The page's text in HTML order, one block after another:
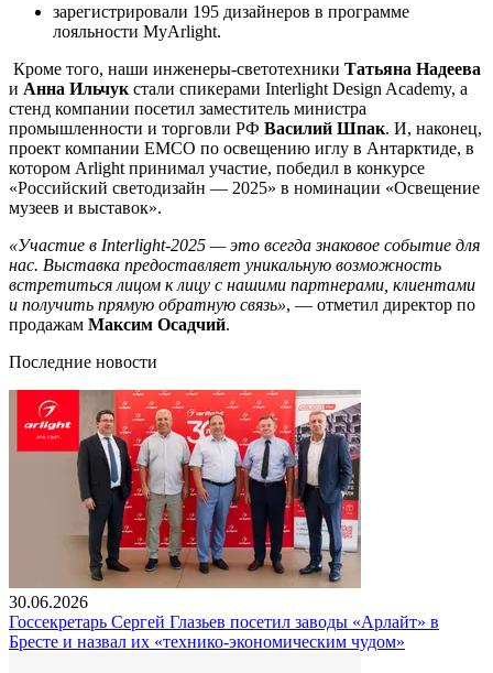
зарегистрировали 195 дизайнеров в программе
лояльности MyArlight.
Кроме того, наши инженеры-светотехники Татьяна Надеева
и Анна Ильчук стали спикерами Interlight Design Academy, а
стенд компании посетил заместитель министра
промышленности и торговли РФ Василий Шпак. И, наконец,
проект компании EMCO по освещению иглу в Антарктиде, в
котором Arlight принимал участие, победил в конкурсе
«Российский светодизайн — 2025» в номинации «Освещение
музеев и выставок».
«Участие в Interlight-2025 — это всегда знаковое событие для
нас. Выставка предоставляет уникальную возможность
встретиться лицом к лицу с нашими партнерами, клиентами
и получить прямую обратную связь», — отметил директор по
продажам Максим Осадчий.
Последние новости
30.06.2026
Госсекретарь Сергей Глазьев посетил заводы «Арлайт» в
Бресте и назвал их «технико-экономическим чудом»